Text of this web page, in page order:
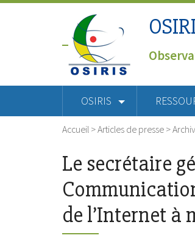
OSIRIS
Accueil >Articles de presse >
Le secrétaire
de l’Internet à